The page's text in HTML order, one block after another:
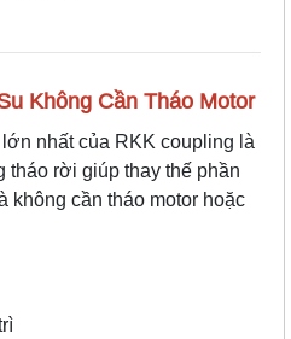
Không Cần Tháo Motor
nhất của RKK coupling là
tháo rời giúp thay thế phần
không cần tháo motor hoặc